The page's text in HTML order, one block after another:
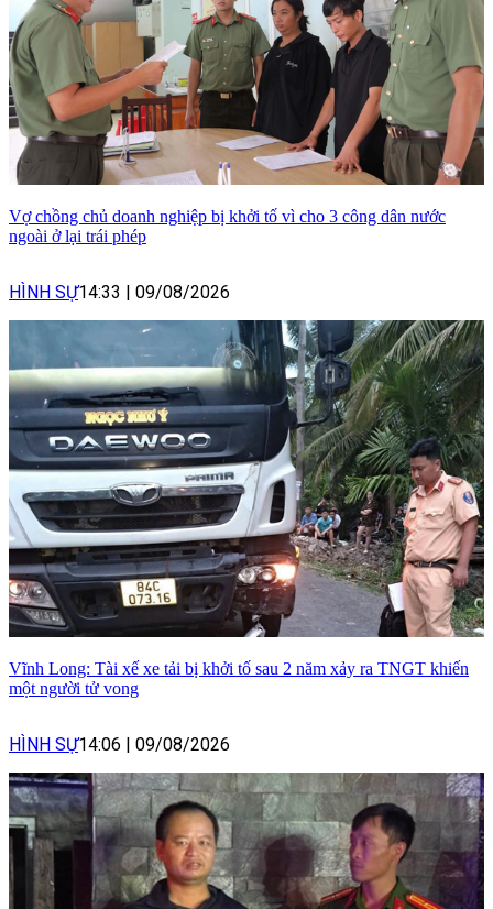
Vợ chồng chủ doanh nghiệp bị khởi tố vì cho 3 công dân nước
ngoài ở lại trái phép
HÌNH SỰ14:33 09/08/2026
Vĩnh Long: Tài xế xe tải bị khởi tố sau 2 năm xảy ra TNGT khiến
một người tử vong
HÌNH SỰ14:06 09/08/2026